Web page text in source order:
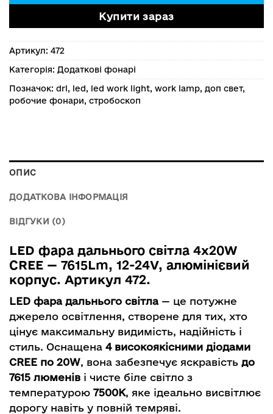
Купити зараз
Артикул: 472
Категорія: Додаткові фонарі
Позначок: drl, led, led work light, work lamp, доп свет,
робочие фонари, стробоскоп
ОПИС
ДОДАТКОВА ІНФОРМАЦІЯ
ВІДГУКИ (0)
LED фара дальнього світла 4x20W
CREE — 7615Lm, 12-24V, алюмінієвий
корпус. Артикул 472.
LED фара дальнього світла — це потужне
джерело освітлення, створене для тих, хто
цінує максимальну видимість, надійність і
стиль. Оснащена 4 високоякісними діодами
CREE по 20W, вона забезпечує яскравість до
7615 люменів і чисте біле світло з
температурою 7500K, яке ідеально висвітлює
дорогу навіть у повній темряві.